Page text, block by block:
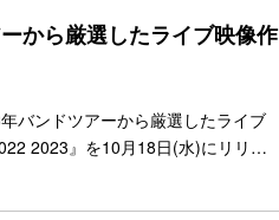
定。アルバムの詳細やダブル購入
から厳選したライブ映像作
バンドツアーから厳選したライブ
2023』を10月18日(水)にリリー
作には、2022年に開催された弾き